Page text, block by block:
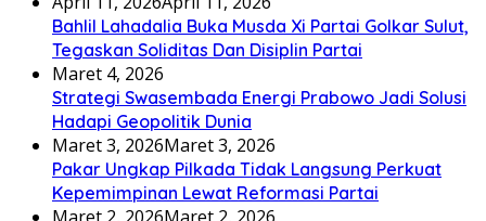
Bahlil Lahadalia Buka Musda Xi Partai Golkar Sulut,
Tegaskan Soliditas Dan Disiplin Partai
Maret 4, 2026
Strategi Swasembada Energi Prabowo Jadi Solusi
Hadapi Geopolitik Dunia
Maret 3, 2026Maret 3, 2026
Pakar Ungkap Pilkada Tidak Langsung Perkuat
Kepemimpinan Lewat Reformasi Partai